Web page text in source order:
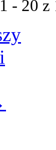
- 20 z